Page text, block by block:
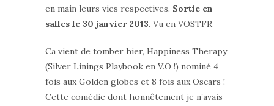
en main leurs vies respectives. Sortie en
salles le 30 janvier 2013. Vu en VOSTFR
Ca vient de tomber hier, Happiness Therapy
(Silver Linings Playbook en V.O !) nominé 4
fois aux Golden globes et 8 fois aux Oscars !
Cette comédie dont honnêtement je n’avais